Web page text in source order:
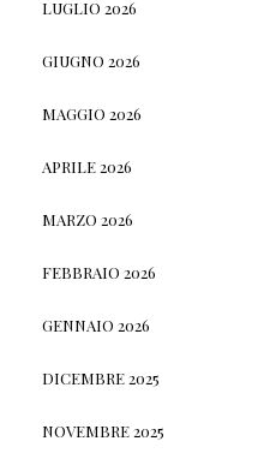
LUGLIO 2026
GIUGNO 2026
MAGGIO 2026
APRILE 2026
MARZO 2026
FEBBRAIO 2026
GENNAIO 2026
DICEMBRE 2025
NOVEMBRE 2025